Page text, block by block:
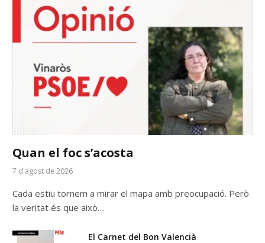
Quan el foc s’acosta
7 d'agost de 2026
Cada estiu tornem a mirar el mapa amb preocupació. Però
la veritat és que això…
El Carnet del Bon Valencià